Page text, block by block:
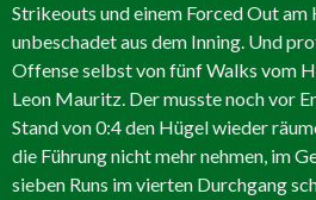
Strikeouts und einem Forced Out am
unbeschadet aus dem Inning. Und
Offense selbst von fünf Walks vom
Leon Mauritz. Der musste noch vor
Stand von 0:4 den Hügel wieder
die Führung nicht mehr nehmen, im
sieben Runs im vierten Durchgang